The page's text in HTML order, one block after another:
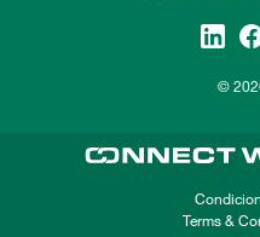
©
Terms &